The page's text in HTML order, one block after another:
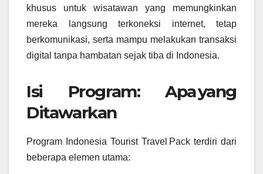
khusus untuk wisatawan yang memungkinkan
mereka langsung terkoneksi internet, tetap
berkomunikasi, serta mampu melakukan transaksi
digital tanpa hambatan sejak tiba di Indonesia.
Isi Program: Apa yang
Ditawarkan
Program Indonesia Tourist Travel Pack terdiri dari
beberapa elemen utama: